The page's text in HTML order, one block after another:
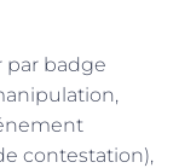
par badge
contestation),